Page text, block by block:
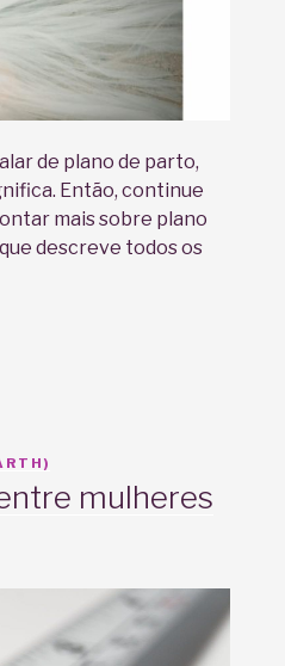
de plano de parto,
Então, continue
mais sobre plano
descreve todos os
mulheres